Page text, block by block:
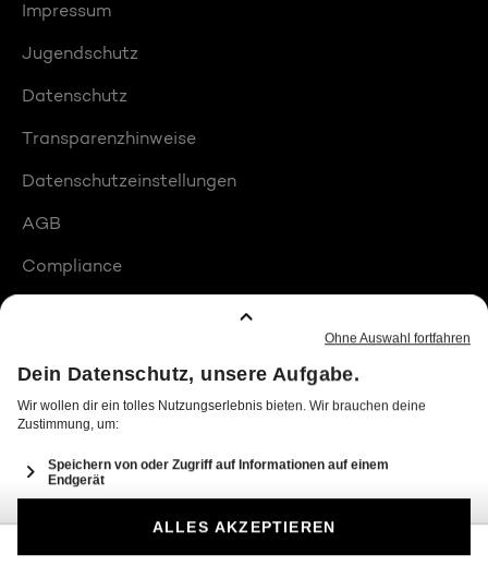
Impressum
Jugendschutz
Datenschutz
Transparenzhinweise
Datenschutzeinstellungen
AGB
Compliance